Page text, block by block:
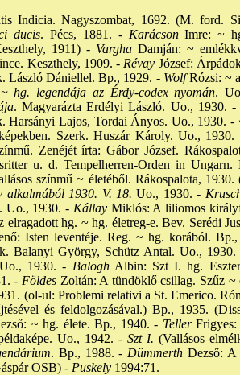
Indicia. Nagyszombat, 1692. (M. ford.
ducis. Pécs, 1881. -KarácsonImre: ~
1911) -VarghaDamján: ~
Keszthely, 1909. - Révay József:
László Dániellel. Bp., 1929. -WolfRózsi: ~
hg. legendája az Érdy-codex nyomán.
. Magyarázta Erdélyi László. Uo., 1930. -
Harsányi Lajos, Tordai Ányos. Uo., 1930. -
Szerk. Huszár Károly. Uo., 1930.
Zenéjét írta: Gábor József.
u. d. Tempelherren-Orden in
színmű ~ életéből. Rákospalota,
alkalmából 1930. V. 18. Uo., 1930. -
Uo., 1930. - KállayMiklós: A liliomos
elragadott hg. ~ hg. életreg-e. Bev. Serédi
Isten leventéje. Reg. ~ hg. korából.
Balanyi György, Schütz Antal. Uo., 1930.
1930. - BaloghAlbin: Szt I. hg.
- Földes Zoltán: A tündöklő csillag. Szűz
(ol-ul: Problemi relativi a St. Emerico.
és feldolgozásával.) Bp., 1935.
~ hg. élete. Bp., 1940. - TellerFrigyes:
Uo., 1942. - Szt I. (Vallásos
. Bp., 1988. - Dümmerth Dezső: A
OSB) - Puskely 1994:71.